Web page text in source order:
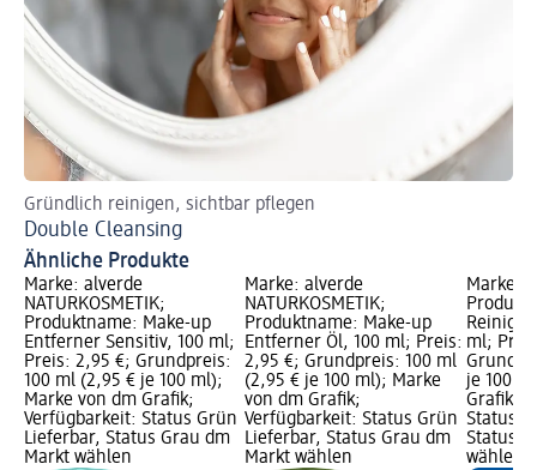
Gründlich reinigen, sichtbar pflegen
Double Cleansing
Ähnliche Produkte
Marke: alverde
NATURKOSMETIK;
Produktname: Make-up
Entferner Sensitiv, 100 ml;
Preis: 2,95 €; Grundpreis:
100 ml (2,95 € je 100 ml);
Marke von dm Grafik;
Verfügbarkeit: Status Grün
Lieferbar, Status Grau dm
Markt wählen
Marke: alverde
NATURKOSMETIK;
Produktname: Make-up
Entferner Öl, 100 ml; Preis:
2,95 €; Grundpreis: 100 ml
(2,95 € je 100 ml); Marke
von dm Grafik;
Verfügbarkeit: Status Grün
Lieferbar, Status Grau dm
Markt wählen
Marke:
ml;
je 100
Grafik;
Status
Status
wählen